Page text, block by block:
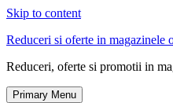
Skip to content
Reduceri si oferte in magazinele
Reduceri, oferte si promotii in
Primary Menu